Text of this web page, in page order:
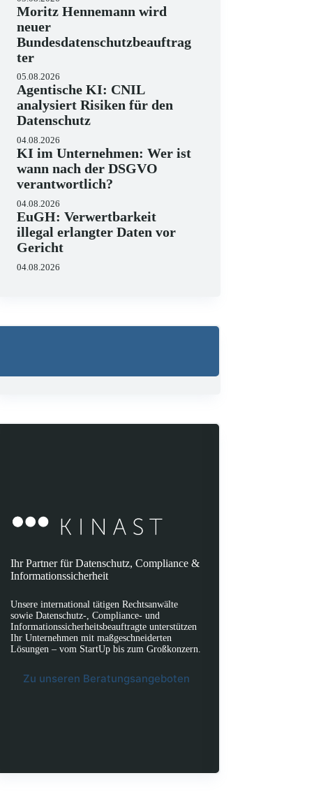
Moritz Hennemann wird
neuer
Bundesdatenschutzbeauftrag
ter
05.08.2026
Agentische KI: CNIL
analysiert Risiken für den
Datenschutz
04.08.2026
KI im Unternehmen: Wer ist
wann nach der DSGVO
verantwortlich?
04.08.2026
EuGH: Verwertbarkeit
illegal erlangter Daten vor
Gericht
04.08.2026
Ihr Partner für Datenschutz, Compliance &
Informationssicherheit
Unsere international tätigen Rechtsanwälte
sowie Datenschutz-, Compliance- und
Informationssicherheitsbeauftragte unterstützen
Ihr Unternehmen mit maßgeschneiderten
Lösungen – vom StartUp bis zum Großkonzern.
Zu unseren Beratungsangeboten